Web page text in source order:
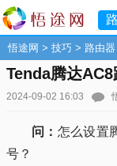
悟途网 > 技巧 > 路由器
Tenda腾达
2024-09-02 16:03
问： 怎么设置
号？